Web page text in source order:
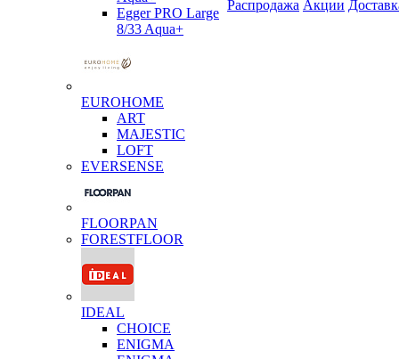
Egger PRO Large
8/33 Aqua+
EUROHOME
ART
MAJESTIC
LOFT
EVERSENSE
FLOORPAN
FORESTFLOOR
IDEAL
CHOICE
ENIGMA
Распродажа Акции